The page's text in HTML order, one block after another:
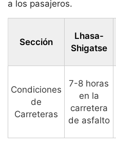
a los pasajeros.
Sección
Lhasa-
Shigatse
Condiciones
de
Carreteras
7-8 horas
en la
carretera
de asfalto